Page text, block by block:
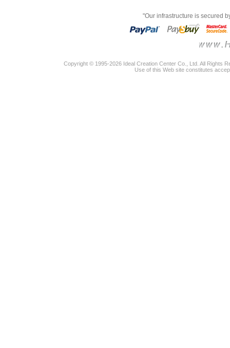
"Our infrastructure is secured
Copyright © 1995-2026 Ideal Creation Center Co., Ltd. All Rights
Use of this Web site constitutes